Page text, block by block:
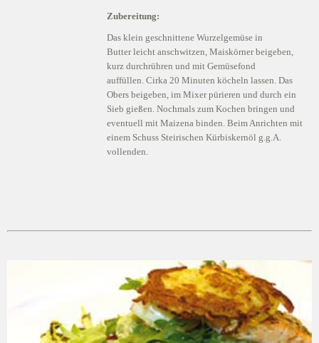
Zubereitung:
Das klein geschnittene Wurzelgemüse in
Butter leicht anschwitzen, Maiskörner beigeben,
kurz durchrühren und mit Gemüsefond
auffüllen. Cirka 20 Minuten köcheln lassen. Das
Obers beigeben, im Mixer pürieren und durch ein
Sieb gießen. Nochmals zum Kochen bringen und
eventuell mit Maizena binden. Beim Anrichten mit
einem Schuss Steirischen Kürbiskernöl g.g.A.
vollenden.